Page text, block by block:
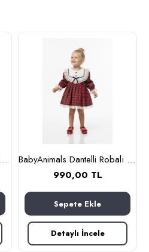
BabyAnimals Dantelli Fiyonklu Çiçekli Kız Çocuk Krem
BabyAnimals Dantelli Robalı Ekoseli Kız Çocuk Elbise Kırmızı
990,00 TL
Sepete Ekle
Detaylı İncele